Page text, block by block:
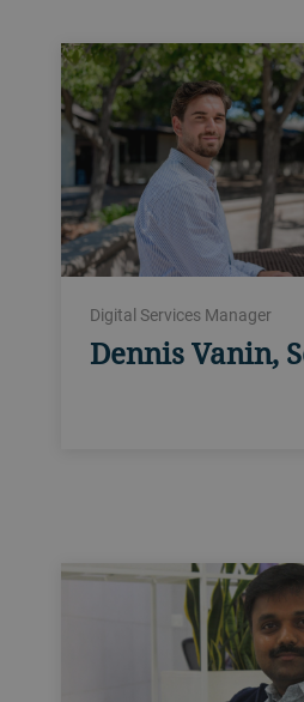
Digital Services Manager
Dennis Vanin,